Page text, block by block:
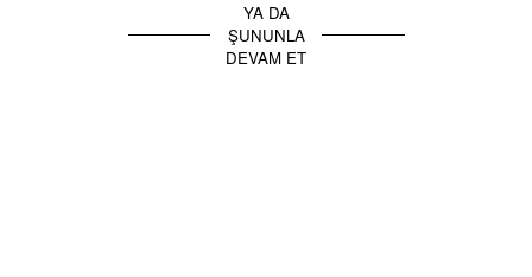
YA DA
ŞUNUNLA
DEVAM ET